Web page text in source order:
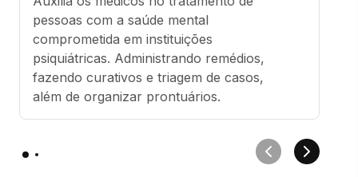
pessoas com a saúde mental
comprometida em instituições
psiquiátricas. Administrando remédios,
fazendo curativos e triagem de casos,
além de organizar prontuários.